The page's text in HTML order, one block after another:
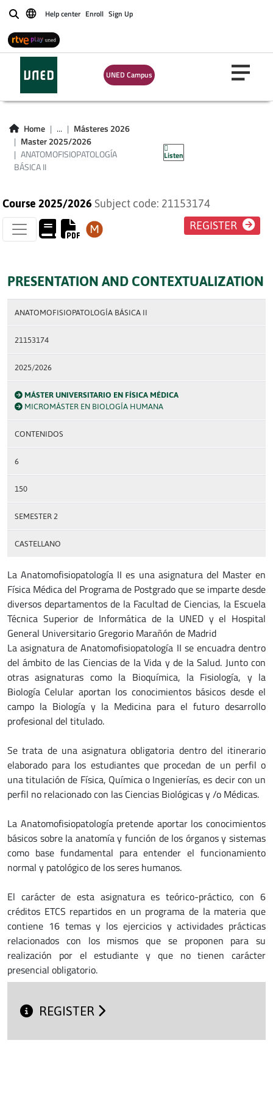
BuscarHelp center Enroll Sign Up
UNED Campus
Home ...
Másteres 2026
Master 2025/2026
ANATOMOFISIOPATOLOGÍA
BÁSICA II
Listen
II
Course 2025/2026 Subject code: 21153174
REGISTER
PRESENTATION AND CONTEXTUALIZATION
ANATOMOFISIOPATOLOGÍA BÁSICA II
21153174
2025/2026
MÁSTER UNIVERSITARIO EN FÍSICA MÉDICA
MICROMÁSTER EN BIOLOGÍA HUMANA
CONTENIDOS
6
150
SEMESTER 2
CASTELLANO
La Anatomofisiopatología II es una asignatura del Master en
Física Médica del Programa de Postgrado que se imparte desde
diversos departamentos de la Facultad de Ciencias, la Escuela
Técnica Superior de Informática de la UNED y el Hospital
General Universitario Gregorio Marañón de Madrid
La asignatura de Anatomofisiopatología II se encuadra dentro
del ámbito de las Ciencias de la Vida y de la Salud. Junto con
otras asignaturas como la Bioquímica, la Fisiología, y la
Biología Celular aportan los conocimientos básicos desde el
campo la Biología y la Medicina para el futuro desarrollo
profesional del titulado.
Se trata de una asignatura obligatoria dentro del itinerario
elaborado para los estudiantes que procedan de un perfil o
una titulación de Física, Química o Ingenierías, es decir con un
perfil no relacionado con las Ciencias Biológicas y /o Médicas.
La Anatomofisiopatología pretende aportar los conocimientos
básicos sobre la anatomía y función de los órganos y sistemas
como base fundamental para entender el funcionamiento
normal y patológico de los seres humanos.
El carácter de esta asignatura es teórico-práctico, con 6
créditos ETCS repartidos en un programa de la materia que
contiene 16 temas y los ejercicios y actividades prácticas
relacionados con los mismos que se proponen para su
realización por el estudiante y que no tienen carácter
presencial obligatorio.
REGISTER